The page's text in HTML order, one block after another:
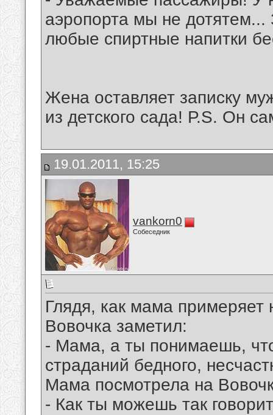
аэропорта мы не
любые спиртные напитки
Жена оставляет записку
из детского сада! Р.S. Он
19.01.2011, 15:25
vankorn0
Собеседник
Глядя, как мама примеряет
Вовочка заметил:
- Мама, а ты понимаешь,
страданий бедного,
Мама посмотрела на
- Как ты можешь так